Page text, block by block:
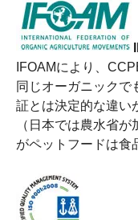
IFOAMにより、
同じオーガニックで
証とは決定的な違い
（日本では農水省
がペットフードは食